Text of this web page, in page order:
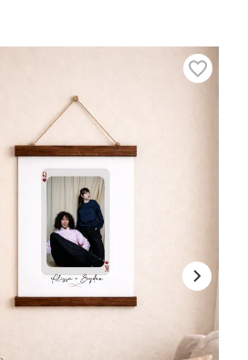
cu un poster personalizat nu
personalizate vor deveni